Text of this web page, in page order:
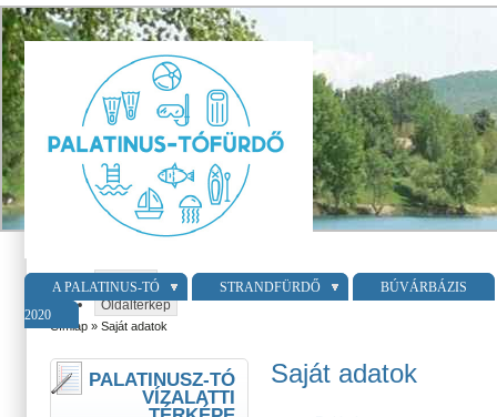
A PALATINUS-TÓ STRANDFÜRDŐ
BÚVÁRBÁZIS
2020
Belépés
Oldaltérkép
Címlap » Saját adatok
Saját adatok
PALATINUSZ-TÓ
VÍZALATTI